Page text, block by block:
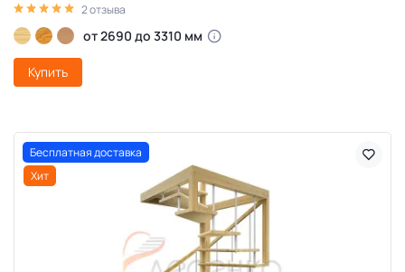
2 отзыва
от 2690 до 3310 мм
Купить
Бесплатная доставка
Хит